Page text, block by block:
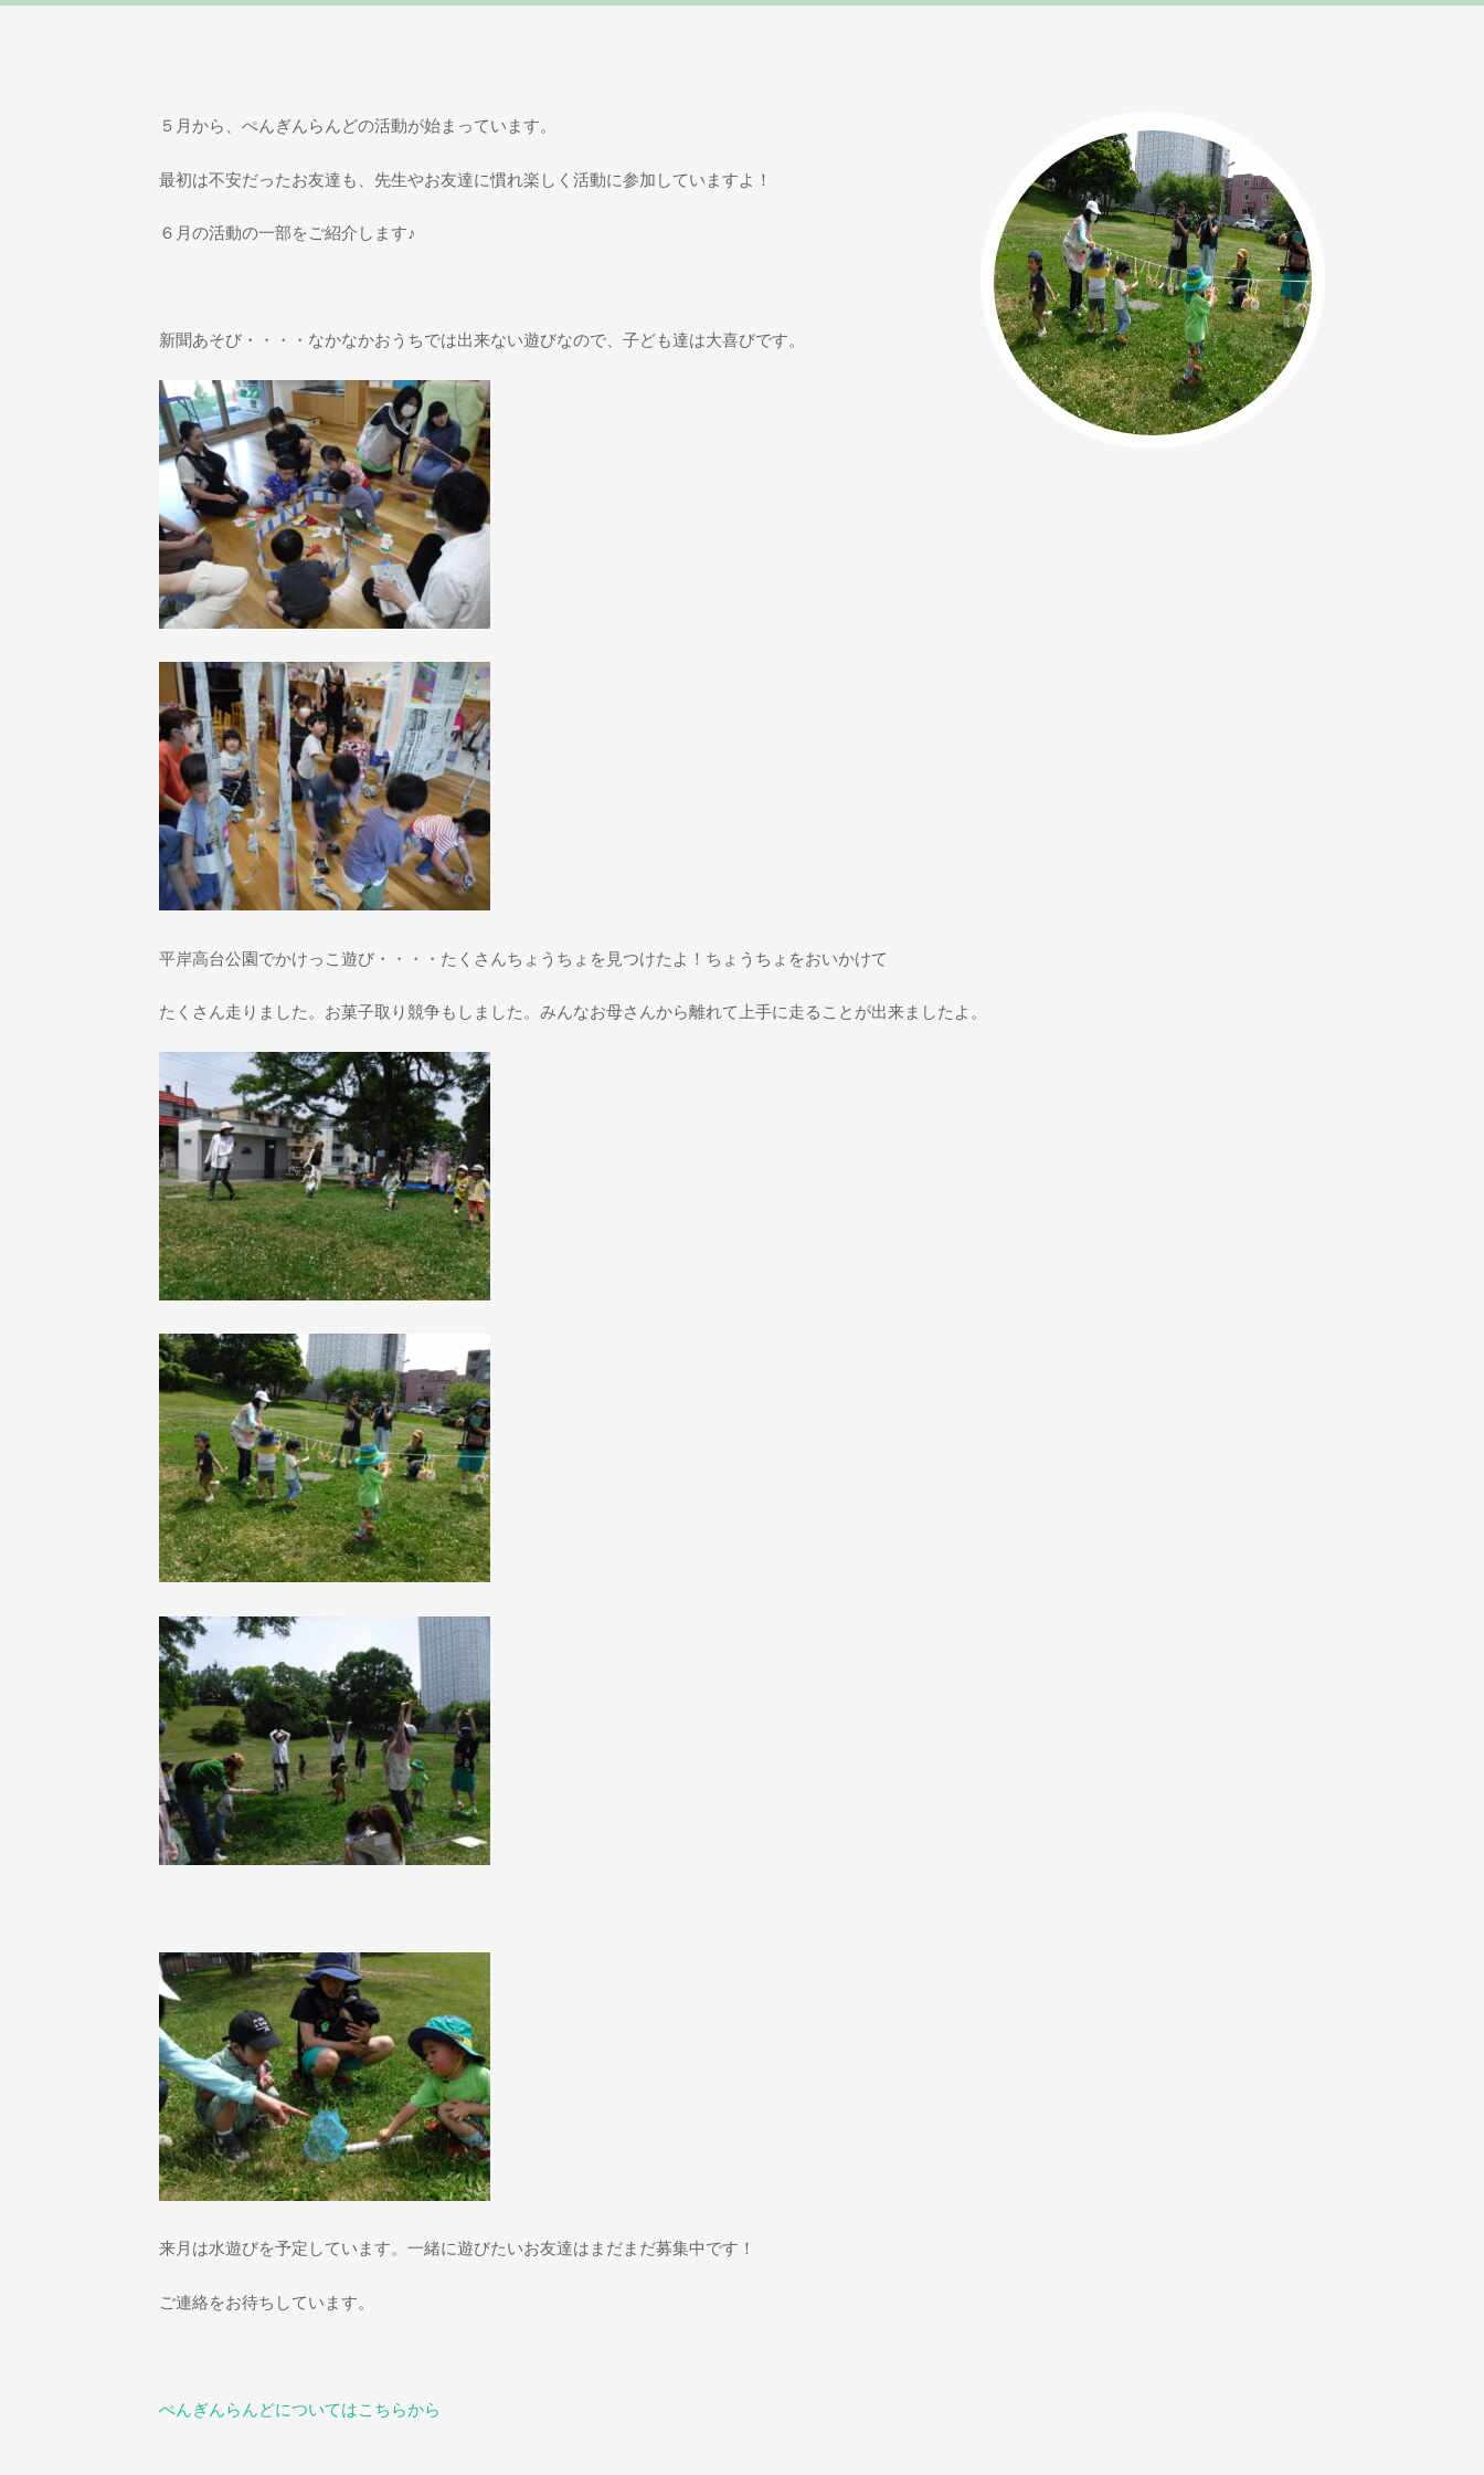
５月から、ぺんぎんらんどの活動が始まっています。
最初は不安だったお友達も、先生やお友達に慣れ楽しく活動に参加していますよ！
６月の活動の一部をご紹介します♪
新聞あそび・・・・なかなかおうちでは出来ない遊びなので、子ども達は大喜びです。
平岸高台公園でかけっこ遊び・・・・たくさんちょうちょを見つけたよ！ちょうちょをおいかけて
たくさん走りました。お菓子取り競争もしました。みんなお母さんから離れて上手に走ることが出来ましたよ。
来月は水遊びを予定しています。一緒に遊びたいお友達はまだまだ募集中です！
ご連絡をお待ちしています。
ぺんぎんらんどについてはこちらから